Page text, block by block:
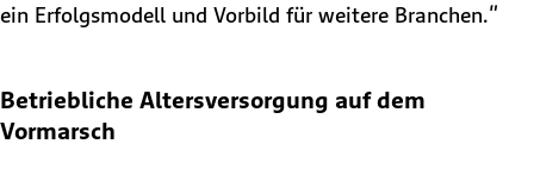
ein Erfolgsmodell und Vorbild für weitere Branchen."
Betriebliche Altersversorgung auf dem
Vormarsch